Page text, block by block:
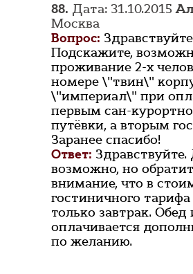
88. Дата: 31.10.2015
Москва
Вопрос:
Подскажите,
проживание 2-х
номере \"твин\"
\"империал\" при
первым сан-
путёвки, а вторым
Заранее спасибо!
Ответ: Здравствуйте.
возможно, но
внимание, что в
гостиничного
только завтрак.
оплачивается
по желанию.